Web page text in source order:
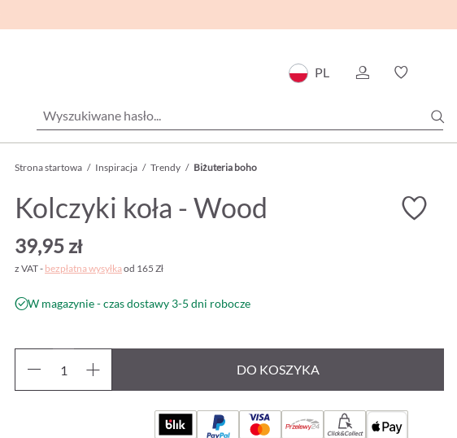
PL
Strona startowa / Inspiracja / Trendy / Biżuteria boho
Kolczyki koła - Wood
39,95 zł
z VAT - bezpłatna wysyłkaod 165 Zł
W magazynie - czas dostawy 3-5 dni robocze
DO KOSZYKA
Click&Collect